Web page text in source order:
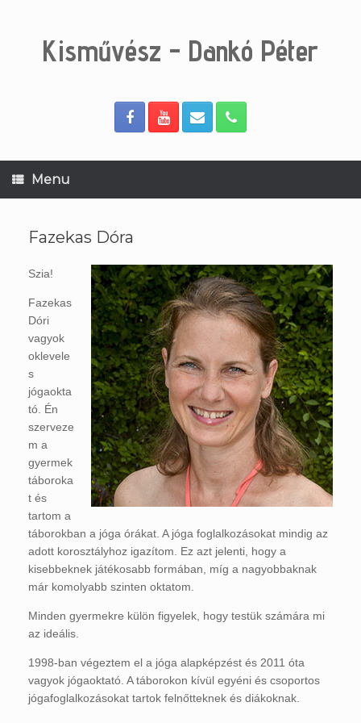
Kisművész - Dankó Péter
Menu
Fazekas Dóra
Szia!
Fazekas
Dóri
vagyok
oklevele
s
jógaokta
tó. Én
szerveze
m a
gyermek
táboroka
t és
tartom a
táborokban a jóga órákat. A jóga foglalkozásokat mindig az
adott korosztályhoz igazítom. Ez azt jelenti, hogy a
kisebbeknek játékosabb formában, míg a nagyobbaknak
már komolyabb szinten oktatom.
Minden gyermekre külön figyelek, hogy testük számára mi
az ideális.
1998-ban végeztem el a jóga alapképzést és 2011 óta
vagyok jógaoktató. A táborokon kívül egyéni és csoportos
jógafoglalkozásokat tartok felnőtteknek és diákoknak.